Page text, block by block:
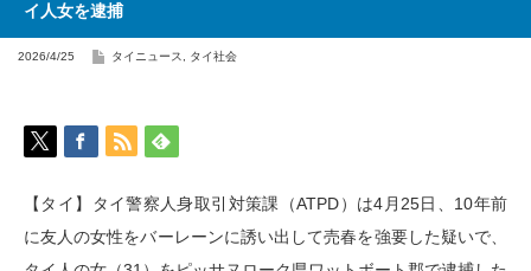
イ人女を逮捕
2026/4/25 タイニュース タイ社会
【タイ】タイ警察人身取引対策課（ATPD）は4月25日、10年前
に友人の女性をバーレーンに誘い出して売春を強要した疑いで、